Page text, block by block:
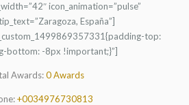
icon_animation=”pulse”
España”]
top:
bottom: -8px !important;}”]
Awards:0 Awards
+0034976730813